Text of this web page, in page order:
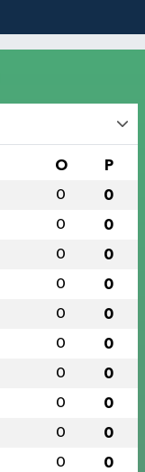
O P
0 0
0 0
0 0
0 0
0 0
0 0
0 0
0 0
0 0
0 0